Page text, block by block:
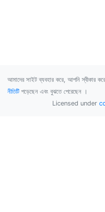
আমাদের সাইট ব্যবহার করে, আপনি স্বীকার
নীতিটি পড়েছেন এবং বুঝতে পেরেছেন ।
Licensed under